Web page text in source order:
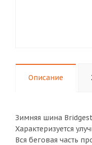
Описание
Зимняя шина
Характеризуется
Вся беговая часть